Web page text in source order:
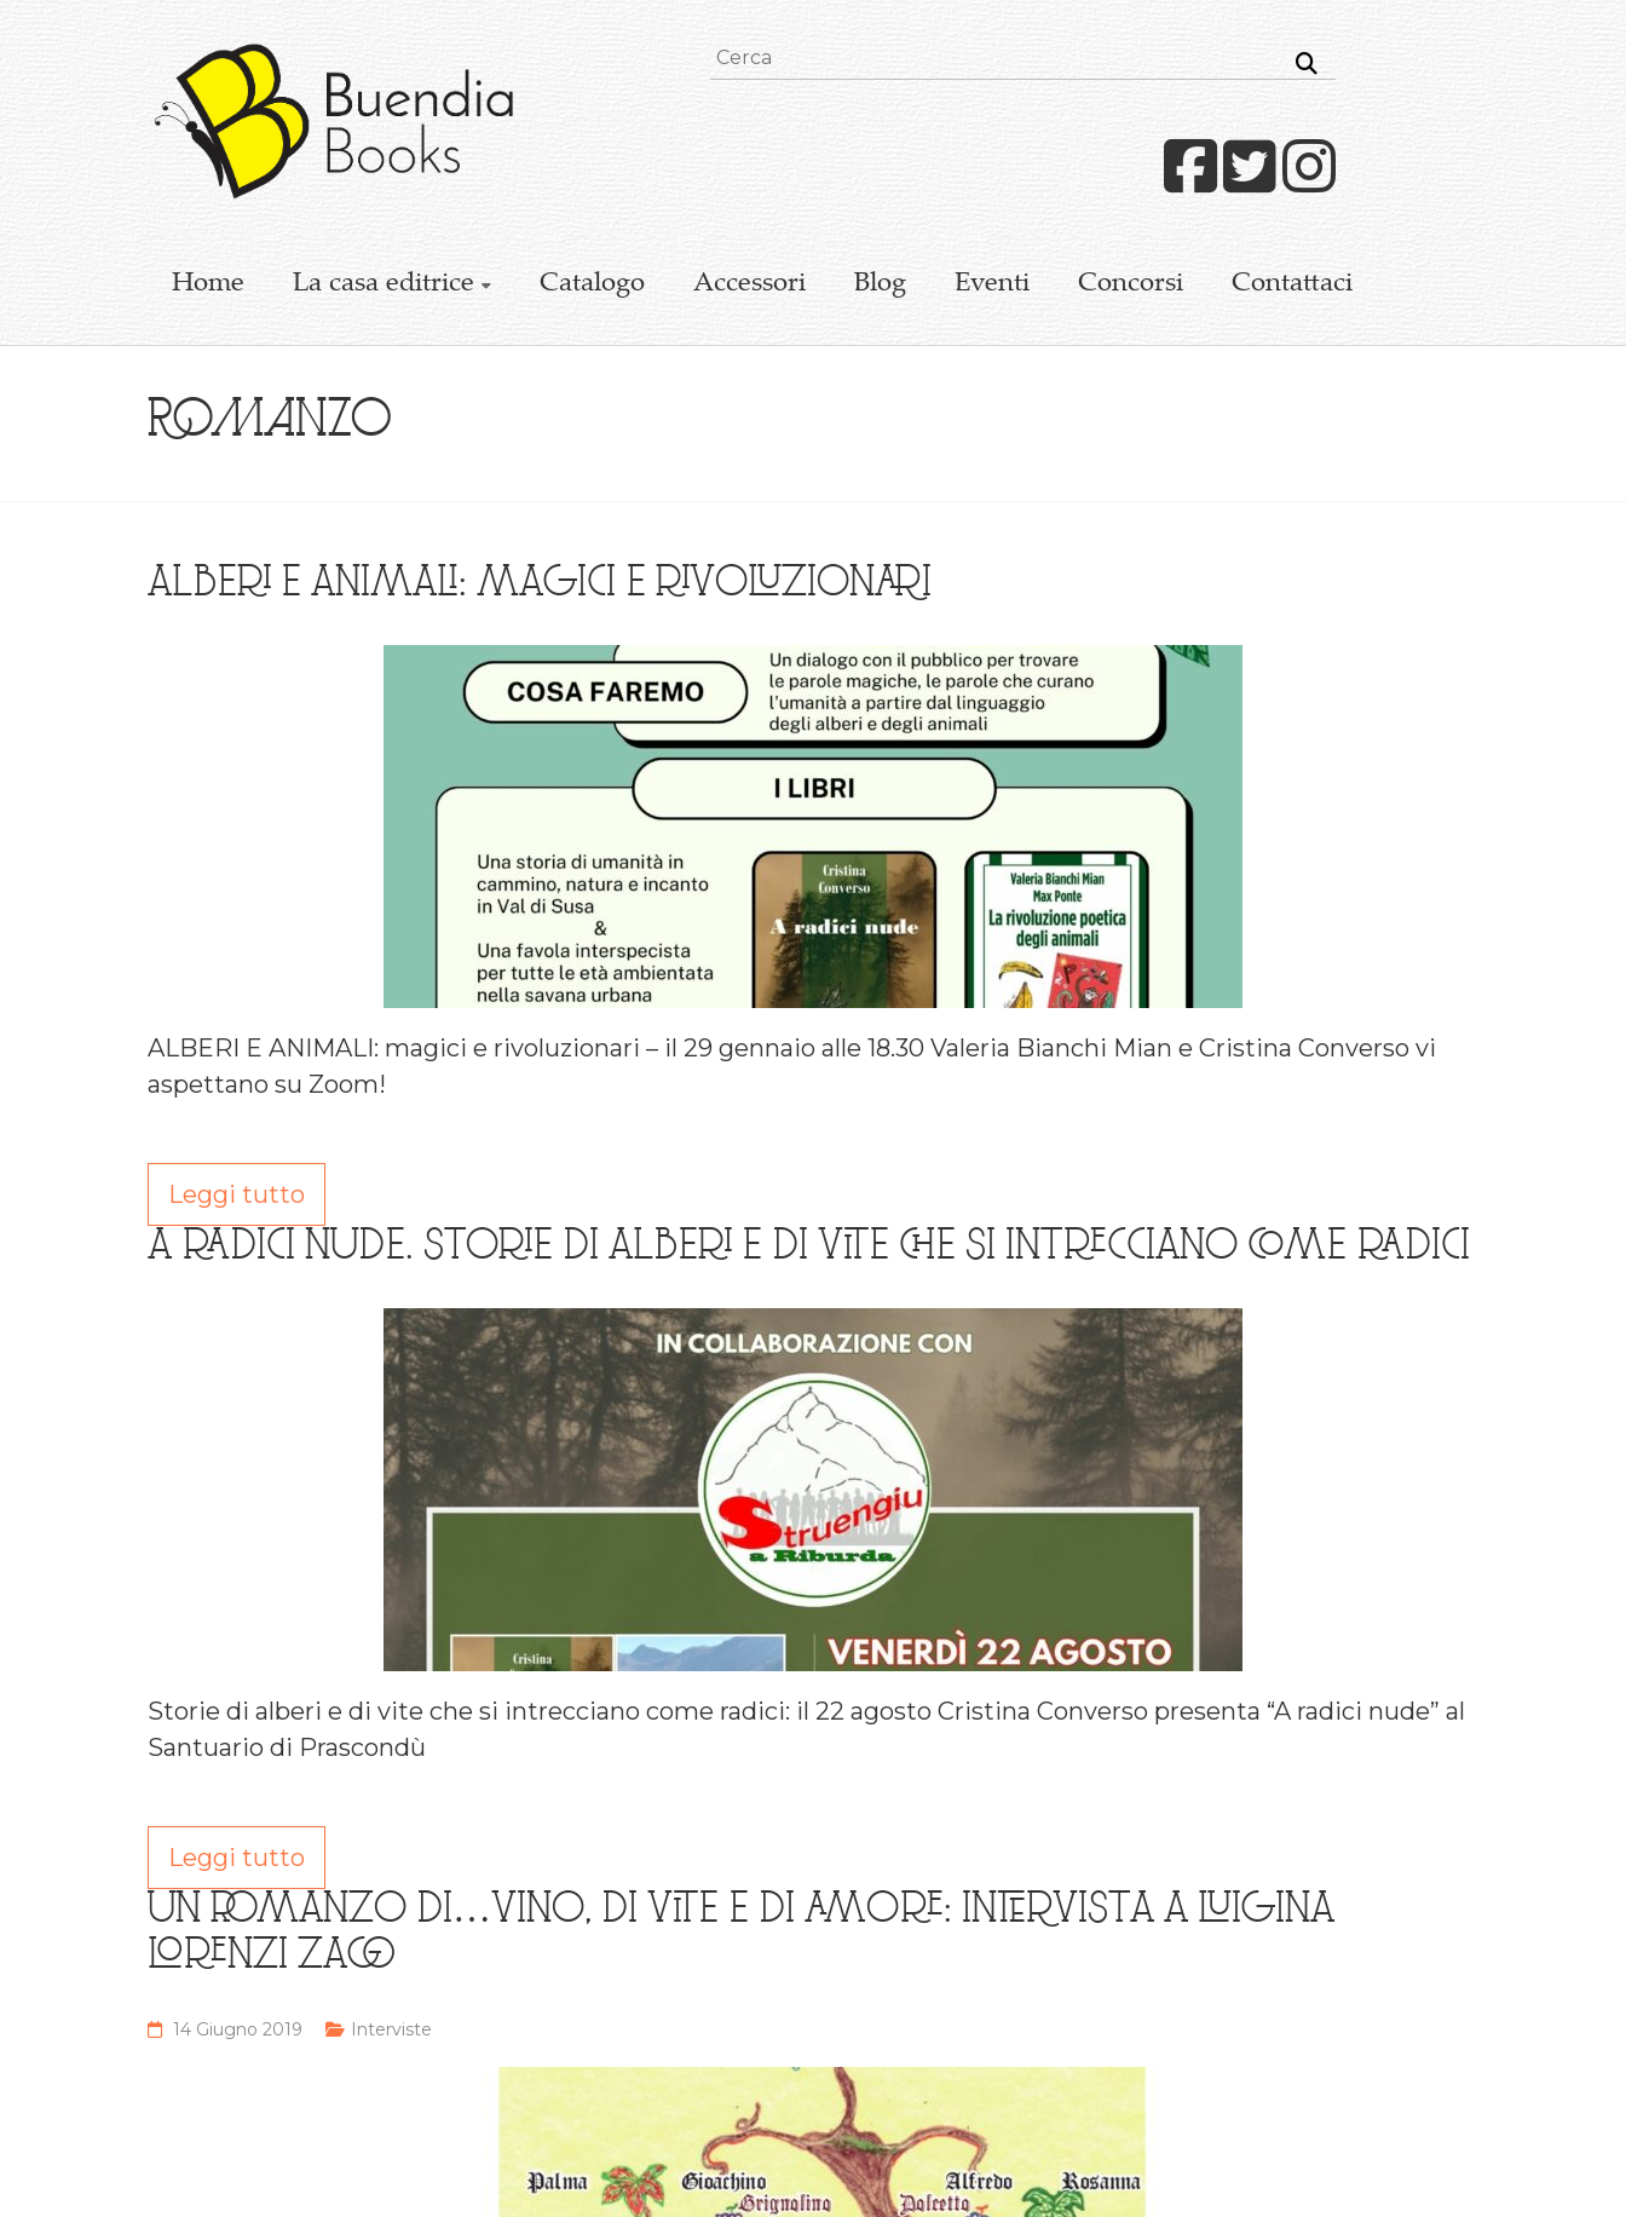
Buendia
Books
Facebook
Twitter
Home La casa editrice Catalogo Accessori Blog Eventi Concorsi Contattaci
romanzo
ALBERI E ANIMALI: MAGICI E RIVOLUZIONARI
ALBERI E ANIMALI: magici e rivoluzionari – il 29 gennaio alle 18.30 Valeria Bianchi Mian e Cristina Converso vi
aspettano su Zoom!
Leggi tutto
A RADICI NUDE. STORIE DI ALBERI E DI VITE CHE SI INTRECCIANO COME RADICI
Storie di alberi e di vite che si intrecciano come radici: il 22 agosto Cristina Converso presenta “A radici nude” al
Santuario di Prascondù
Leggi tutto
UN ROMANZO DI…VINO, DI VITE E DI AMORE: INTERVISTA A LUIGINA
LORENZI ZAGO
14 Giugno 2019 Interviste